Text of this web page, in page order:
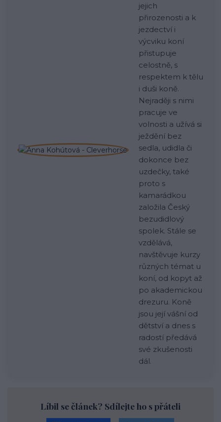
jejich
přirozenosti a k
jezdectví i
výcviku koní
přistupuje
celostně, s
respektem k tělu
i duši koně.
Nejraději s nimi
pracuje ve
volnosti a užívá si
ježdění bez
sedla, udidla či
dokonce bez
uzdečky, také
proto s
kamarádkou
založila Český
bezudidlový
spolek. Stále se
vzdělává,
navštěvuje kurzy
různých témat u
koní, od kopyt až
po akademickou
drezuru. Koně
jsou její vášní od
dětství a dnes s
radostí předává
své zkušenosti
dál.
Líbil se článek? Sdílejte ho s přáteli